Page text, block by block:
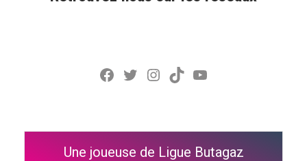
Facebook
Twitter
Instagram
TikTokYouTube
Une joueuse de Ligue Butagaz